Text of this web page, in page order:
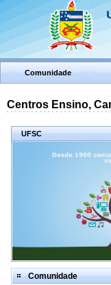
Comunidade
Centros Ensino,
UFSC
Comunidade